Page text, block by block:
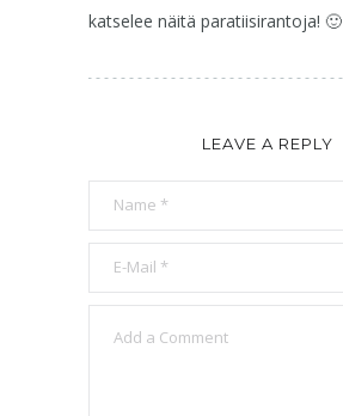
katselee näitä paratiisirantoja! 🙂
LEAVE A REPLY